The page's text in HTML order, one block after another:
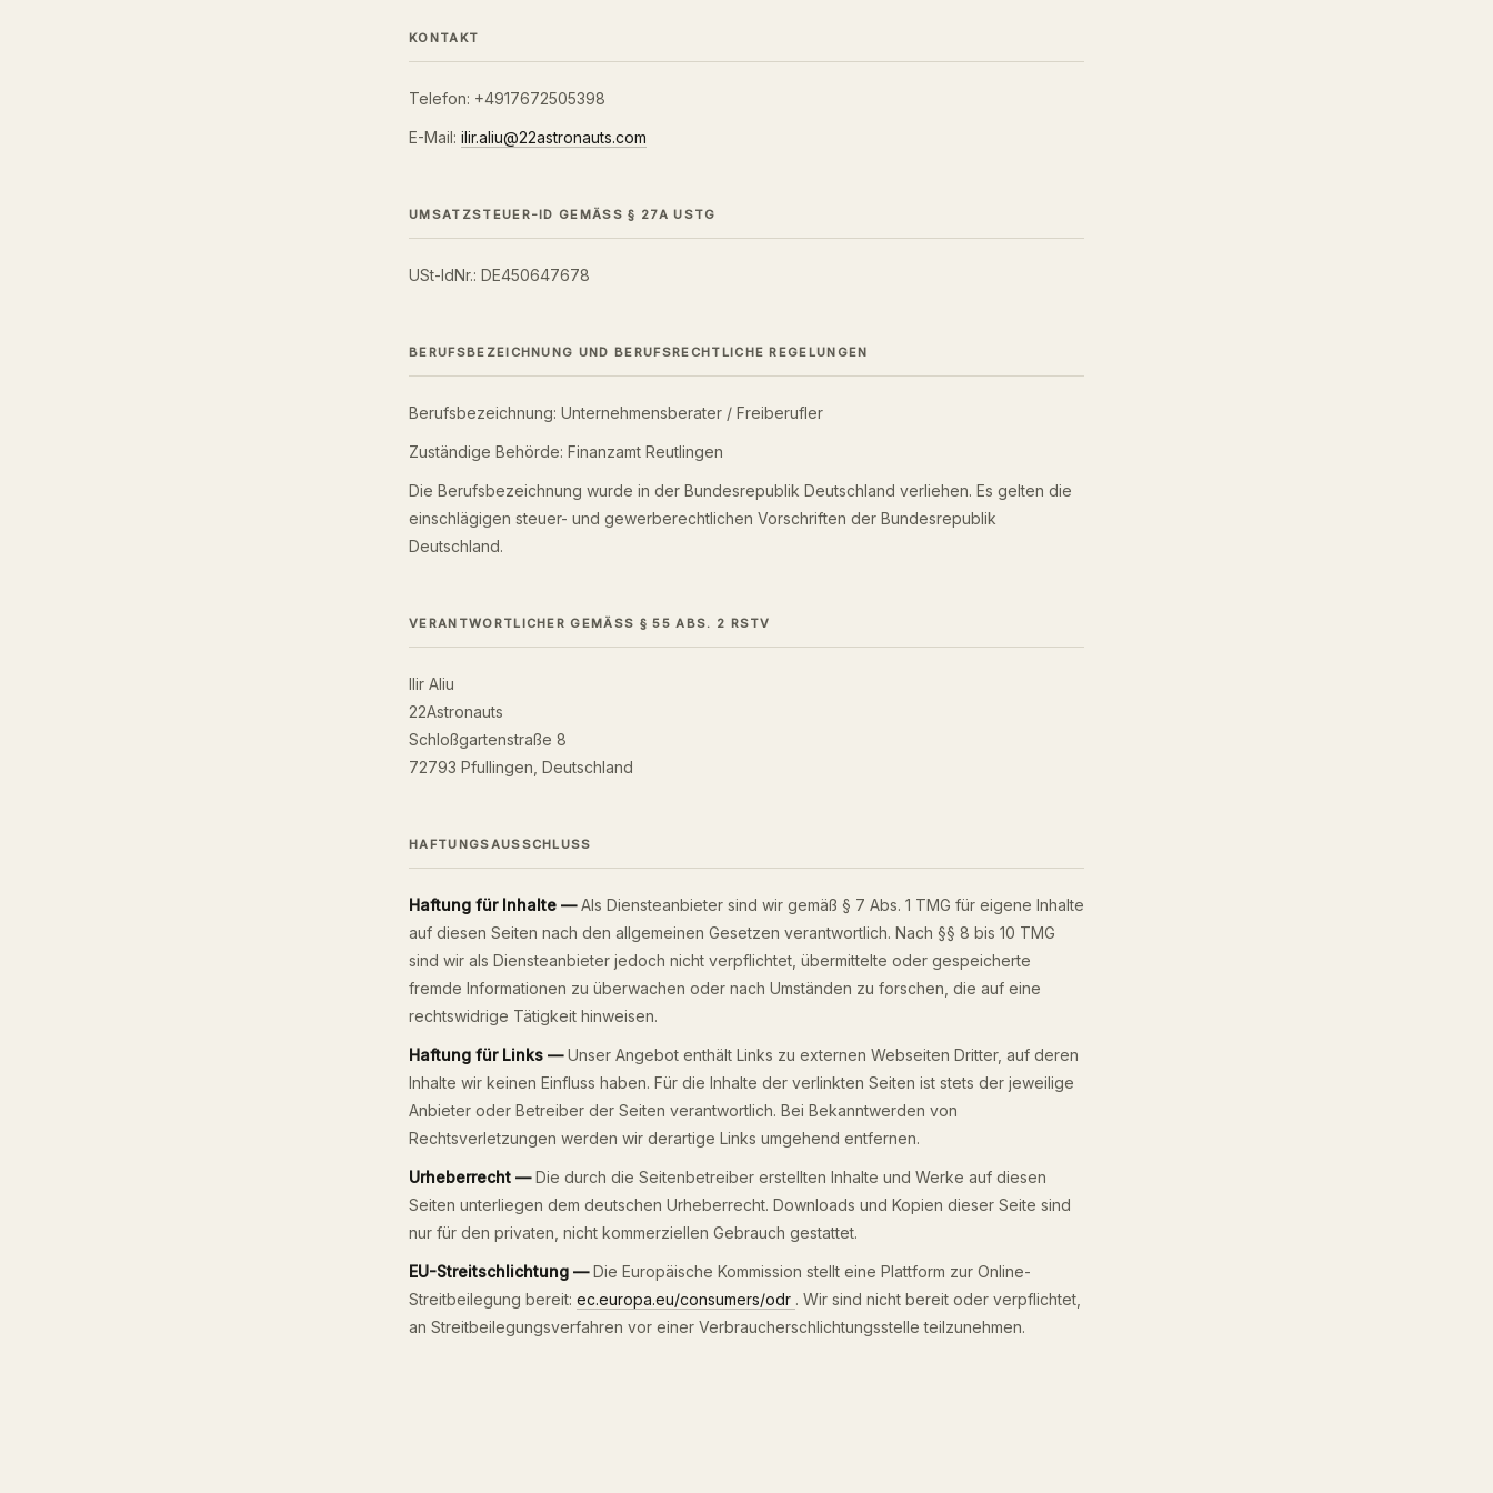
KONTAKT
Telefon: +4917672505398
E-Mail: ilir.aliu@22astronauts.com
UMSATZSTEUER-ID GEMÄSS § 27A USTG
USt-IdNr.: DE450647678
BERUFSBEZEICHNUNG UND BERUFSRECHTLICHE REGELUNGEN
Berufsbezeichnung: Unternehmensberater / Freiberufler
Zuständige Behörde: Finanzamt Reutlingen
Die Berufsbezeichnung wurde in der Bundesrepublik Deutschland verliehen. Es gelten die
einschlägigen steuer- und gewerberechtlichen Vorschriften der Bundesrepublik
Deutschland.
VERANTWORTLICHER GEMÄSS § 55 ABS. 2 RSTV
Ilir Aliu
22Astronauts
Schloßgartenstraße 8
72793 Pfullingen, Deutschland
HAFTUNGSAUSSCHLUSS
Haftung für Inhalte —Als Diensteanbieter sind wir gemäß § 7 Abs. 1 TMG für eigene Inhalte
auf diesen Seiten nach den allgemeinen Gesetzen verantwortlich. Nach §§ 8 bis 10 TMG
sind wir als Diensteanbieter jedoch nicht verpflichtet, übermittelte oder gespeicherte
fremde Informationen zu überwachen oder nach Umständen zu forschen, die auf eine
rechtswidrige Tätigkeit hinweisen.
Haftung für Links —Unser Angebot enthält Links zu externen Webseiten Dritter, auf deren
Inhalte wir keinen Einfluss haben. Für die Inhalte der verlinkten Seiten ist stets der jeweilige
Anbieter oder Betreiber der Seiten verantwortlich. Bei Bekanntwerden von
Rechtsverletzungen werden wir derartige Links umgehend entfernen.
Urheberrecht —Die durch die Seitenbetreiber erstellten Inhalte und Werke auf diesen
Seiten unterliegen dem deutschen Urheberrecht. Downloads und Kopien dieser Seite sind
nur für den privaten, nicht kommerziellen Gebrauch gestattet.
EU-Streitschlichtung —Die Europäische Kommission stellt eine Plattform zur Online-
Streitbeilegung bereit: ec.europa.eu/consumers/odr . Wir sind nicht bereit oder verpflichtet,
an Streitbeilegungsverfahren vor einer Verbraucherschlichtungsstelle teilzunehmen.